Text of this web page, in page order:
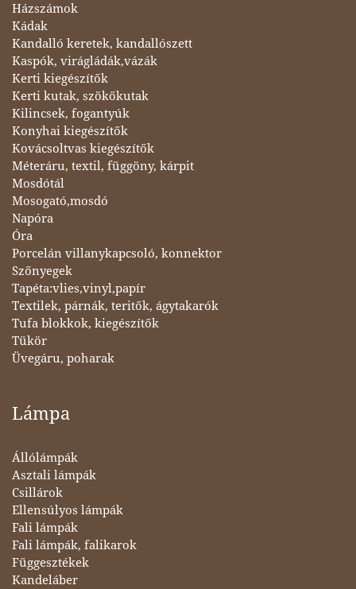
Házszámok
Kádak
Kandalló keretek, kandallószett
Kaspók, virágládák,vázák
Kerti kiegészítők
Kerti kutak, szökőkutak
Kilincsek, fogantyúk
Konyhai kiegészítők
Kovácsoltvas kiegészítők
Méteráru, textil, függöny, kárpit
Mosdótál
Mosogató,mosdó
Napóra
Óra
Porcelán villanykapcsoló, konnektor
Szőnyegek
Tapéta:vlies,vinyl,papír
Textilek, párnák, teritők, ágytakarók
Tufa blokkok, kiegészítők
Tükör
Üvegáru, poharak
Lámpa
Állólámpák
Asztali lámpák
Csillárok
Ellensúlyos lámpák
Fali lámpák
Fali lámpák, falikarok
Függesztékek
Kandeláber